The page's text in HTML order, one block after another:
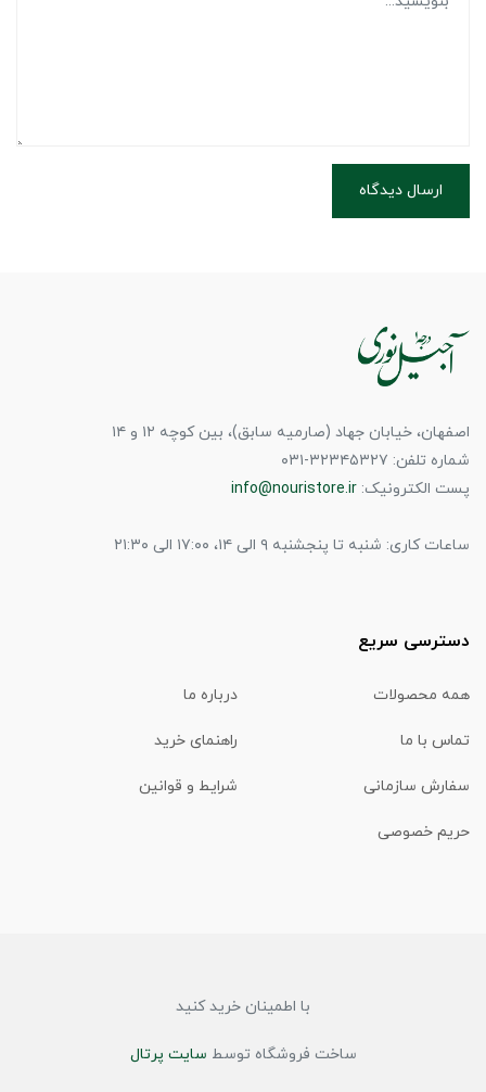
ارسال دیدگاه
اصفهان، خیابان جهاد (صارمیه سابق)، بین کوچه ۱۲ و ۱۴
شماره تلفن: ۳۲۳۴۵۳۲۷-۰۳۱
پست الکترونیک: info@nouristore.ir
ساعات کاری: شنبه تا پنجشنبه ۹ الی ۱۴، ۱۷:۰۰ الی ۲۱:۳۰
دسترسی سریع
همه محصولات درباره ما
تماس با ما راهنمای خرید
سفارش سازمانی شرایط و قوانین
حریم خصوصی
با اطمینان خرید کنید
ساخت فروشگاه توسط سایت پرتال